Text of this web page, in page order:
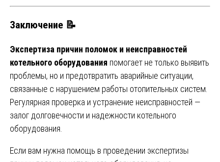
Заключение 📝
Экспертиза причин поломок и неисправностей
котельного оборудования помогает не только выявить
проблемы, но и предотвратить аварийные ситуации,
связанные с нарушением работы отопительных систем.
Регулярная проверка и устранение неисправностей —
залог долговечности и надежности котельного
оборудования.
Если вам нужна помощь в проведении экспертизы